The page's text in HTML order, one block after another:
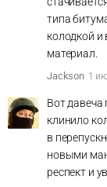
типа
колодкой
материал.
Jackson 1
Вот
клинило
в
новыми
респект и